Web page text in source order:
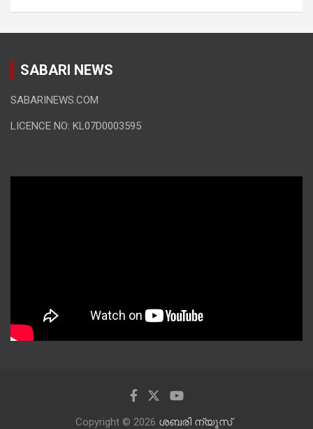
SABARI NEWS
SABARINEWS.COM
LICENCE NO: KL07D0003595
Copyright © 2026 ശബരി ന്യൂസ്